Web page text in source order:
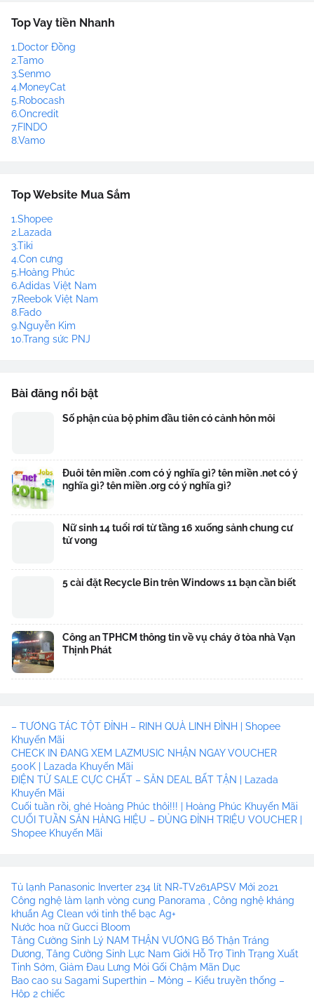
Top Vay tiền Nhanh
1.Doctor Đồng
2.Tamo
3.Senmo
4.MoneyCat
5.Robocash
6.Oncredit
7.FINDO
8.Vamo
Top Website Mua Sắm
1.Shopee
2.Lazada
3.Tiki
4.Con cưng
5.Hoàng Phúc
6.Adidas Việt Nam
7.Reebok Việt Nam
8.Fado
9.Nguyễn Kim
10.Trang sức PNJ
Bài đăng nổi bật
Số phận của bộ phim đầu tiên có cảnh hôn môi
Đuôi tên miền .com có ý nghĩa gì? tên miền .net có ý
nghĩa gì? tên miền .org có ý nghĩa gì?
Nữ sinh 14 tuổi rơi từ tầng 16 xuống sảnh chung cư
tử vong
5 cài đặt Recycle Bin trên Windows 11 bạn cần biết
Công an TPHCM thông tin về vụ cháy ở tòa nhà Vạn
Thịnh Phát
– TƯƠNG TÁC TỘT ĐỈNH – RINH QUÀ LINH ĐÌNH | Shopee
Khuyến Mãi
CHECK IN ĐANG XEM LAZMUSIC NHẬN NGAY VOUCHER
500K | Lazada Khuyến Mãi
ĐIỆN TỬ SALE CỰC CHẤT – SĂN DEAL BẤT TẬN | Lazada
Khuyến Mãi
Cuối tuần rồi, ghé Hoàng Phúc thôi!!! | Hoàng Phúc Khuyến Mãi
CUỐI TUẦN SĂN HÀNG HIỆU – ĐỦNG ĐỈNH TRIỆU VOUCHER |
Shopee Khuyến Mãi
Tủ lạnh Panasonic Inverter 234 lít NR-TV261APSV Mới 2021
Công nghệ làm lạnh vòng cung Panorama , Công nghệ kháng
khuẩn Ag Clean với tinh thể bạc Ag+
Nước hoa nữ Gucci Bloom
Tăng Cường Sinh Lý NAM THẬN VƯƠNG Bổ Thận Tráng
Dương, Tăng Cường Sinh Lực Nam Giới Hỗ Trợ Tình Trạng Xuất
Tinh Sớm, Giảm Đau Lưng Mỏi Gối Chậm Mãn Dục
Bao cao su Sagami Superthin – Mỏng – Kiểu truyền thống –
Hộp 2 chiếc